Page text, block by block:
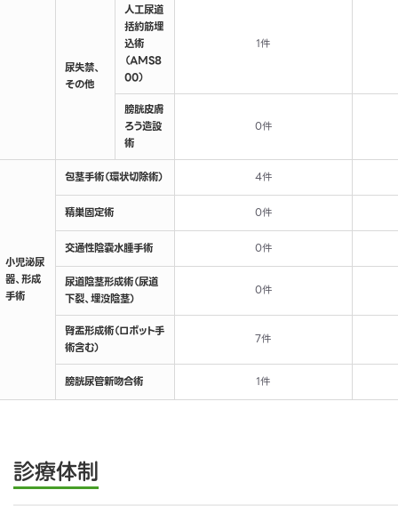
尿失禁、
その他
人工尿道
括約筋埋
込術
（AMS8
00）
1件
膀胱皮膚
ろう造設
術
0件
小児泌尿
器、形成
手術
包茎手術（環状切除術） 4件
精巣固定術 0件
交通性陰嚢水腫手術 0件
尿道陰茎形成術（尿道
下裂、埋没陰茎）
0件
腎盂形成術（ロボット手
術含む）
7件
膀胱尿管新吻合術 1件
診療体制